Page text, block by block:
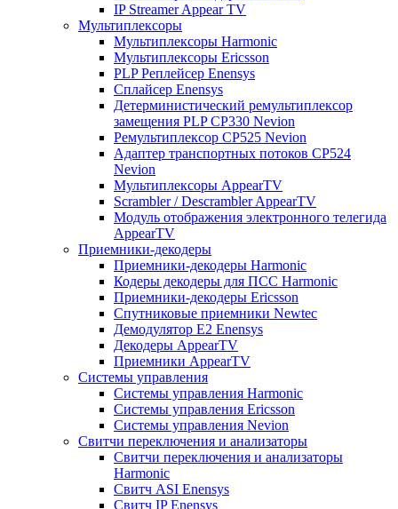
IP Streamer Appear TV
Мультиплексоры
Мультиплексоры Harmonic
Мультиплексоры Ericsson
PLP Реплейсер Enensys
Сплайсер Enensys
Детерминистический ремультиплексор
замещения PLP CP330 Nevion
Ремультиплексор CP525 Nevion
Адаптер транспортных потоков CP524
Nevion
Мультиплексоры AppearTV
Scrambler / Descrambler AppearTV
Модуль отображения электронного телегида
AppearTV
Приемники-декодеры
Приемники-декодеры Harmonic
Кодеры декодеры для ПСС Harmonic
Приемники-декодеры Ericsson
Спутниковые приемники Newtec
Демодулятор Е2 Enensys
Декодеры AppearTV
Приемники AppearTV
Системы управления
Cистемы управления Harmonic
Cистемы управления Ericsson
Cистемы управления Nevion
Свитчи переключения и анализаторы
Свитчи переключения и анализаторы
Harmonic
Свитч ASI Enensys
Свитч IP Enensys